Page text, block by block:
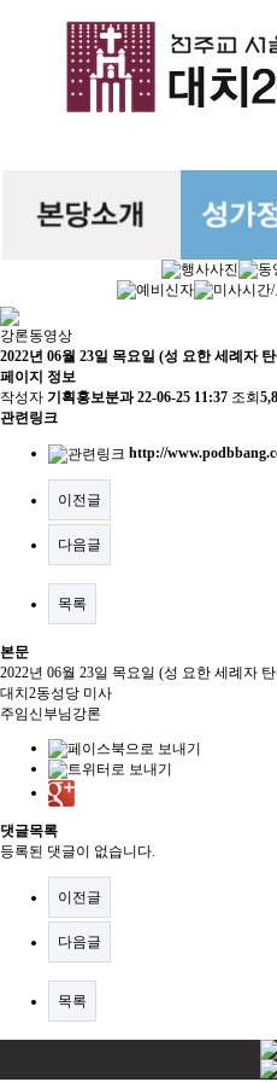
강론동영상
2022년 06월 23일 목요일 (성 요한 세례자
페이지 정보
작성자 기획홍보분과 22-06-25 11:37 조회
관련링크
http://
이전글
다음글
목록
본문
2022년 06월 23일 목요일 (성 요한 세례자
대치2동성당 미사
주임신부님강론
댓글목록
등록된 댓글이 없습니다.
이전글
다음글
목록